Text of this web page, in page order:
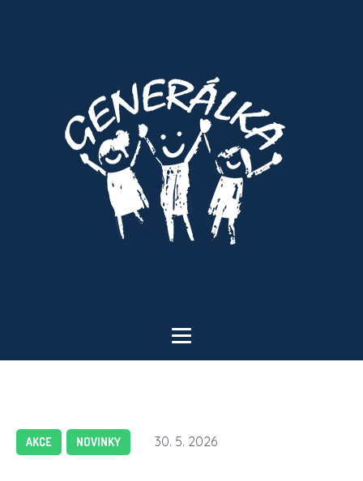
AKCE NOVINKY 30. 5. 2026